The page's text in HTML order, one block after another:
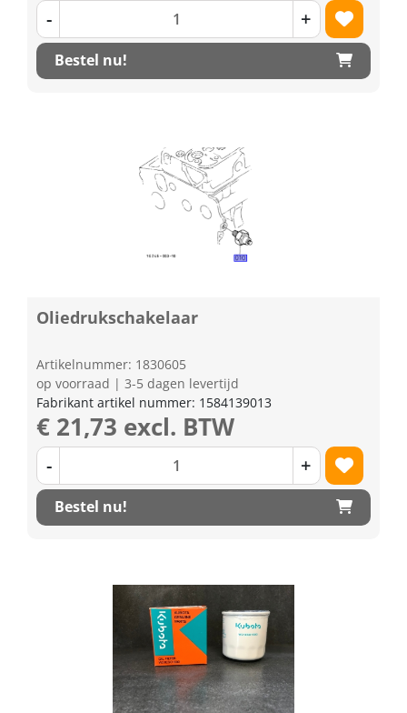
- +
Bestel nu!
Oliedrukschakelaar
Artikelnummer: 1830605
op voorraad | 3-5 dagen levertijd
Fabrikant artikel nummer: 1584139013
€ 21,73 excl. BTW
- +
Bestel nu!